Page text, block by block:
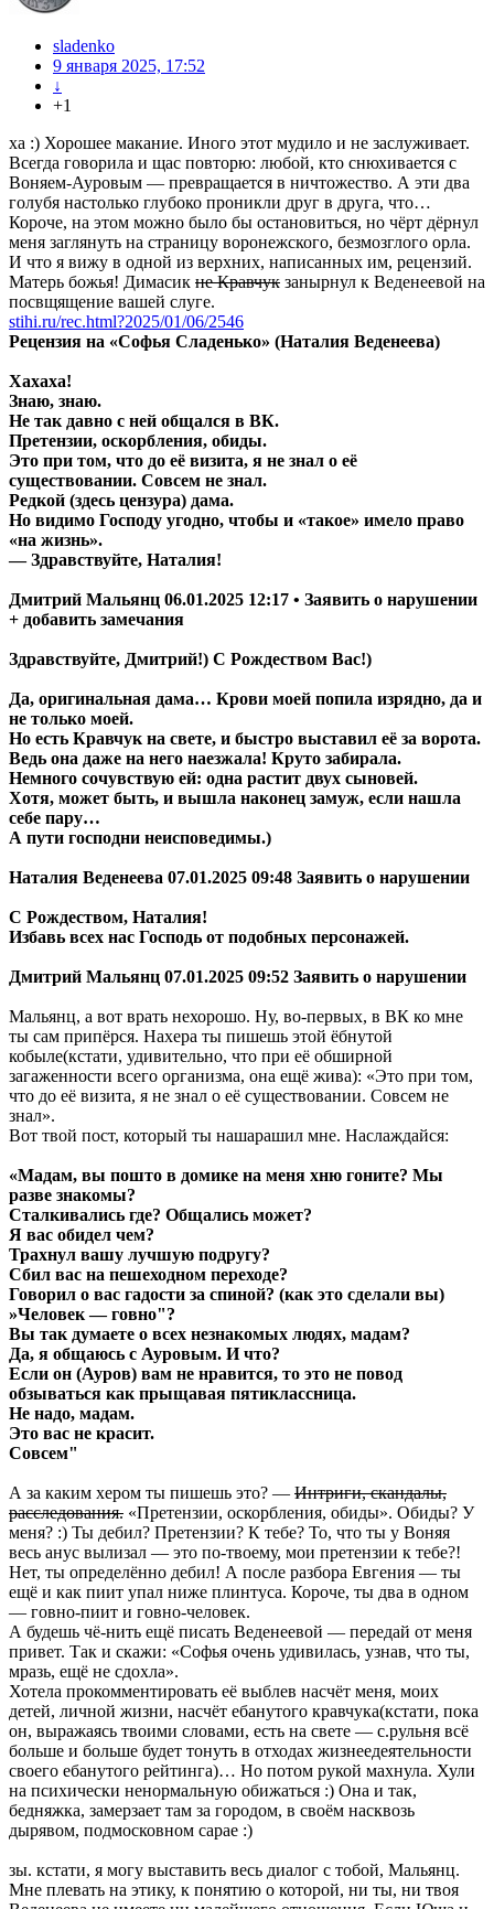
sladenko
9 января 2025, 17:52
↓
+1
ха :) Хорошее макание. Иного этот мудило и не заслуживает.
Всегда говорила и щас повторю: любой, кто снюхивается с
Воняем-Ауровым — превращается в ничтожество. А эти два
голубя настолько глубоко проникли друг в друга, что…
Короче, на этом можно было бы остановиться, но чёрт дёрнул
меня заглянуть на страницу воронежского, безмозглого орла.
И что я вижу в одной из верхних, написанных им, рецензий.
Матерь божья! Димасик не Кравчук занырнул к Веденеевой на
посвщящение вашей слуге.
stihi.ru/rec.html?2025/01/06/2546
Рецензия на «Софья Сладенько» (Наталия Веденеева)
Хахаха!
Знаю, знаю.
Не так давно с ней общался в ВК.
Претензии, оскорбления, обиды.
Это при том, что до её визита, я не знал о её
существовании. Совсем не знал.
Редкой (здесь цензура) дама.
Но видимо Господу угодно, чтобы и «такое» имело право
«на жизнь».
— Здравствуйте, Наталия!
Дмитрий Мальянц 06.01.2025 12:17 • Заявить о нарушении
+ добавить замечания
Здравствуйте, Дмитрий!) С Рождеством Вас!)
Да, оригинальная дама… Крови моей попила изрядно, да и
не только моей.
Но есть Кравчук на свете, и быстро выставил её за ворота.
Ведь она даже на него наезжала! Круто забирала.
Немного сочувствую ей: одна растит двух сыновей.
Хотя, может быть, и вышла наконец замуж, если нашла
себе пару…
А пути господни неисповедимы.)
Наталия Веденеева 07.01.2025 09:48 Заявить о нарушении
С Рождеством, Наталия!
Избавь всех нас Господь от подобных персонажей.
Дмитрий Мальянц 07.01.2025 09:52 Заявить о нарушении
Мальянц, а вот врать нехорошо. Ну, во-первых, в ВК ко мне
ты сам припёрся. Нахера ты пишешь этой ёбнутой
кобыле(кстати, удивительно, что при её обширной
загаженности всего организма, она ещё жива): «Это при том,
что до её визита, я не знал о её существовании. Совсем не
знал».
Вот твой пост, который ты нашарашил мне. Наслаждайся:
«Мадам, вы пошто в домике на меня хню гоните? Мы
разве знакомы?
Сталкивались где? Общались может?
Я вас обидел чем?
Трахнул вашу лучшую подругу?
Сбил вас на пешеходном переходе?
Говорил о вас гадости за спиной? (как это сделали вы)
»Человек — говно"?
Вы так думаете о всех незнакомых людях, мадам?
Да, я общаюсь с Ауровым. И что?
Если он (Ауров) вам не нравится, то это не повод
обзываться как прыщавая пятиклассница.
Не надо, мадам.
Это вас не красит.
Совсем"
А за каким хером ты пишешь это? — Интриги, скандалы,
расследования. «Претензии, оскорбления, обиды». Обиды? У
меня? :) Ты дебил? Претензии? К тебе? То, что ты у Воняя
весь анус вылизал — это по-твоему, мои претензии к тебе?!
Нет, ты определённо дебил! А после разбора Евгения — ты
ещё и как пиит упал ниже плинтуса. Короче, ты два в одном
— говно-пиит и говно-человек.
А будешь чё-нить ещё писать Веденеевой — передай от меня
привет. Так и скажи: «Софья очень удивилась, узнав, что ты,
мразь, ещё не сдохла».
Хотела прокомментировать её выблев насчёт меня, моих
детей, личной жизни, насчёт ебанутого кравчука(кстати, пока
он, выражаясь твоими словами, есть на свете — с.рульня всё
больше и больше будет тонуть в отходах жизнеедеятельности
своего ебанутого рейтинга)… Но потом рукой махнула. Хули
на психически ненормальную обижаться :) Она и так,
бедняжка, замерзает там за городом, в своём насквозь
дырявом, подмосковном сарае :)
зы. кстати, я могу выставить весь диалог с тобой, Мальянц.
Мне плевать на этику, к понятию о которой, ни ты, ни твоя